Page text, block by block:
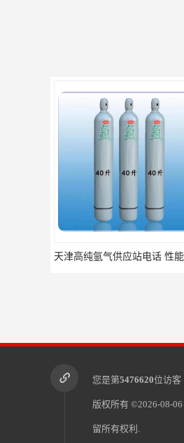
您是第5476620位访客
版权所有 ©2026-08-06
留所有权利.